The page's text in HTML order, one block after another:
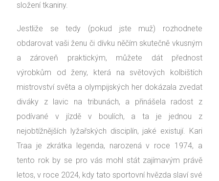
složení tkaniny.
Jestliže se tedy (pokud jste muž) rozhodnete
obdarovat vaši ženu či dívku něčím skutečně vkusným
a zároveň praktickým, můžete dát přednost
výrobkům od ženy, která na světových kolbištích
mistrovství světa a olympijských her dokázala zvedat
diváky z lavic na tribunách, a přinášela radost z
podívané v jízdě v boulích, a ta je jednou z
nejobtížnějších lyžařských disciplín, jaké existují. Kari
Traa je zkrátka legenda, narozená v roce 1974, a
tento rok by se pro vás mohl stát zajímavým právě
letos, v roce 2024, kdy tato sportovní hvězda slaví své